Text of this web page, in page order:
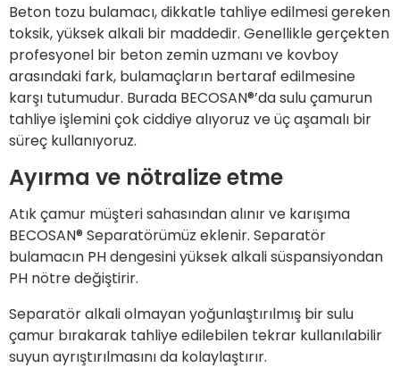
Beton tozu bulamacı, dikkatle tahliye edilmesi gereken
toksik, yüksek alkali bir maddedir. Genellikle gerçekten
profesyonel bir beton zemin uzmanı ve kovboy
arasındaki fark, bulamaçların bertaraf edilmesine
karşı tutumudur. Burada BECOSAN®’da sulu çamurun
tahliye işlemini çok ciddiye alıyoruz ve üç aşamalı bir
süreç kullanıyoruz.
Ayırma ve nötralize etme
Atık çamur müşteri sahasından alınır ve karışıma
BECOSAN® Separatörümüz eklenir. Separatör
bulamacın PH dengesini yüksek alkali süspansiyondan
PH nötre değiştirir.
Separatör alkali olmayan yoğunlaştırılmış bir sulu
çamur bırakarak tahliye edilebilen tekrar kullanılabilir
suyun ayrıştırılmasını da kolaylaştırır.